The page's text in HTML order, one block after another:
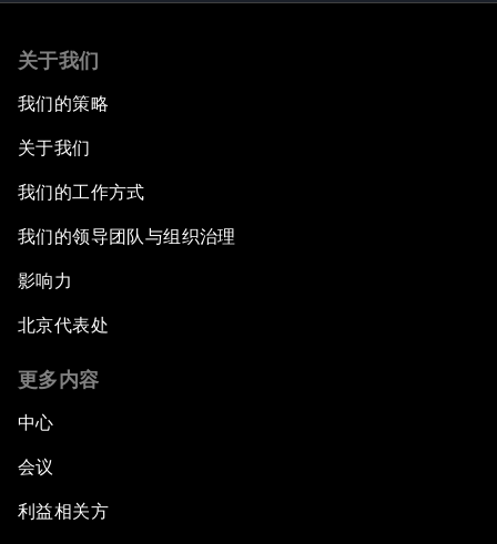
关于我们
我们的策略
关于我们
我们的工作方式
我们的领导团队与组织治理
影响力
北京代表处
更多内容
中心
会议
利益相关方